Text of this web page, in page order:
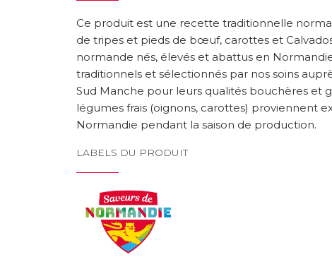
Ce produit est une recette traditionnelle
de tripes et pieds de bœuf, carottes et
normande nés, élevés et abattus en Normandie
traditionnels et sélectionnés par nos soins
Sud Manche pour leurs qualités bouchères et
légumes frais (oignons, carottes) proviennent
Normandie pendant la saison de production.
LABELS DU PRODUIT